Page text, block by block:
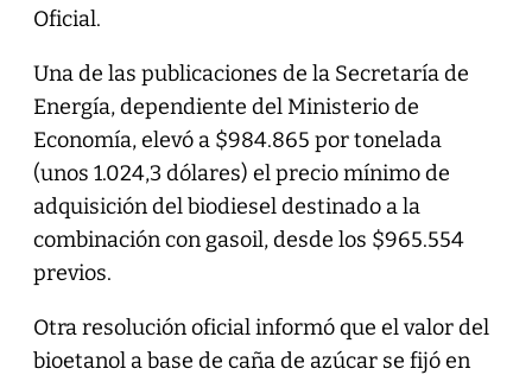
Oficial.
Una de las publicaciones de la Secretaría de
Energía, dependiente del Ministerio de
Economía, elevó a $984.865 por tonelada
(unos 1.024,3 dólares) el precio mínimo de
adquisición del biodiesel destinado a la
combinación con gasoil, desde los $965.554
previos.
Otra resolución oficial informó que el valor del
bioetanol a base de caña de azúcar se fijó en